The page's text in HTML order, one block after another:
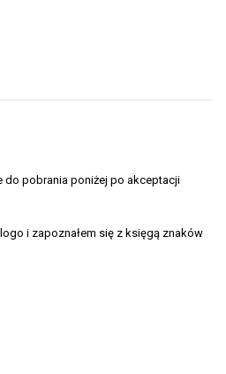
do pobrania poniżej po akceptacji
i zapoznałem się z księgą znaków